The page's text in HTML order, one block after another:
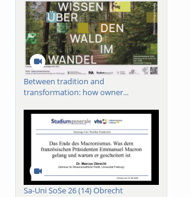
Between tradition and
transformation: how owner...
Sa-Uni SoSe 26 (14) Obrecht